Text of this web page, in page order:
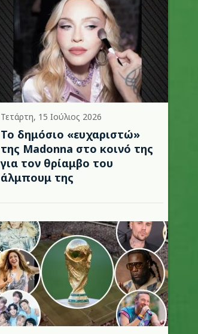
Τετάρτη, 15 Ιούλιος 2026
Το δημόσιο «ευχαριστώ»
της Madonna στο κοινό της
για τον θρίαμβο του
άλμπουμ της